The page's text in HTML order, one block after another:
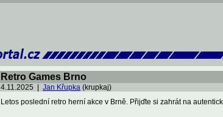
Retro Games Brno
4.11.2025 | Jan Křupka (krupkaj)
Letos poslední retro herní akce v Brně. Přijďte si zahrát na